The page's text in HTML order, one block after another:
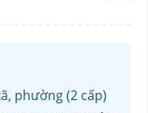
phường (2 cấp)